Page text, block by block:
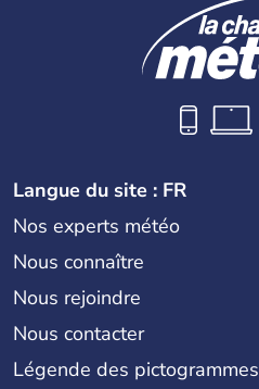
Langue du site : FR
Nos experts météo
Nous connaître
Nous rejoindre
Nous contacter
Légende des pictogrammes